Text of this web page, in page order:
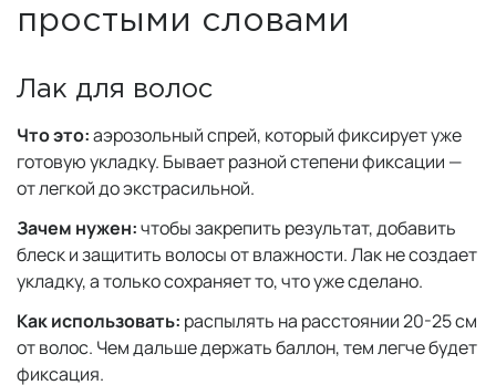
простыми словами
Лак для волос
Что это:аэрозольный спрей, который фиксирует уже
готовую укладку. Бывает разной степени фиксации —
от легкой до экстрасильной.
Зачем нужен:чтобы закрепить результат, добавить
блеск и защитить волосы от влажности. Лак не создает
укладку, а только сохраняет то, что уже сделано.
Как использовать: распылять на расстоянии 20-25 см
от волос. Чем дальше держать баллон, тем легче будет
фиксация.